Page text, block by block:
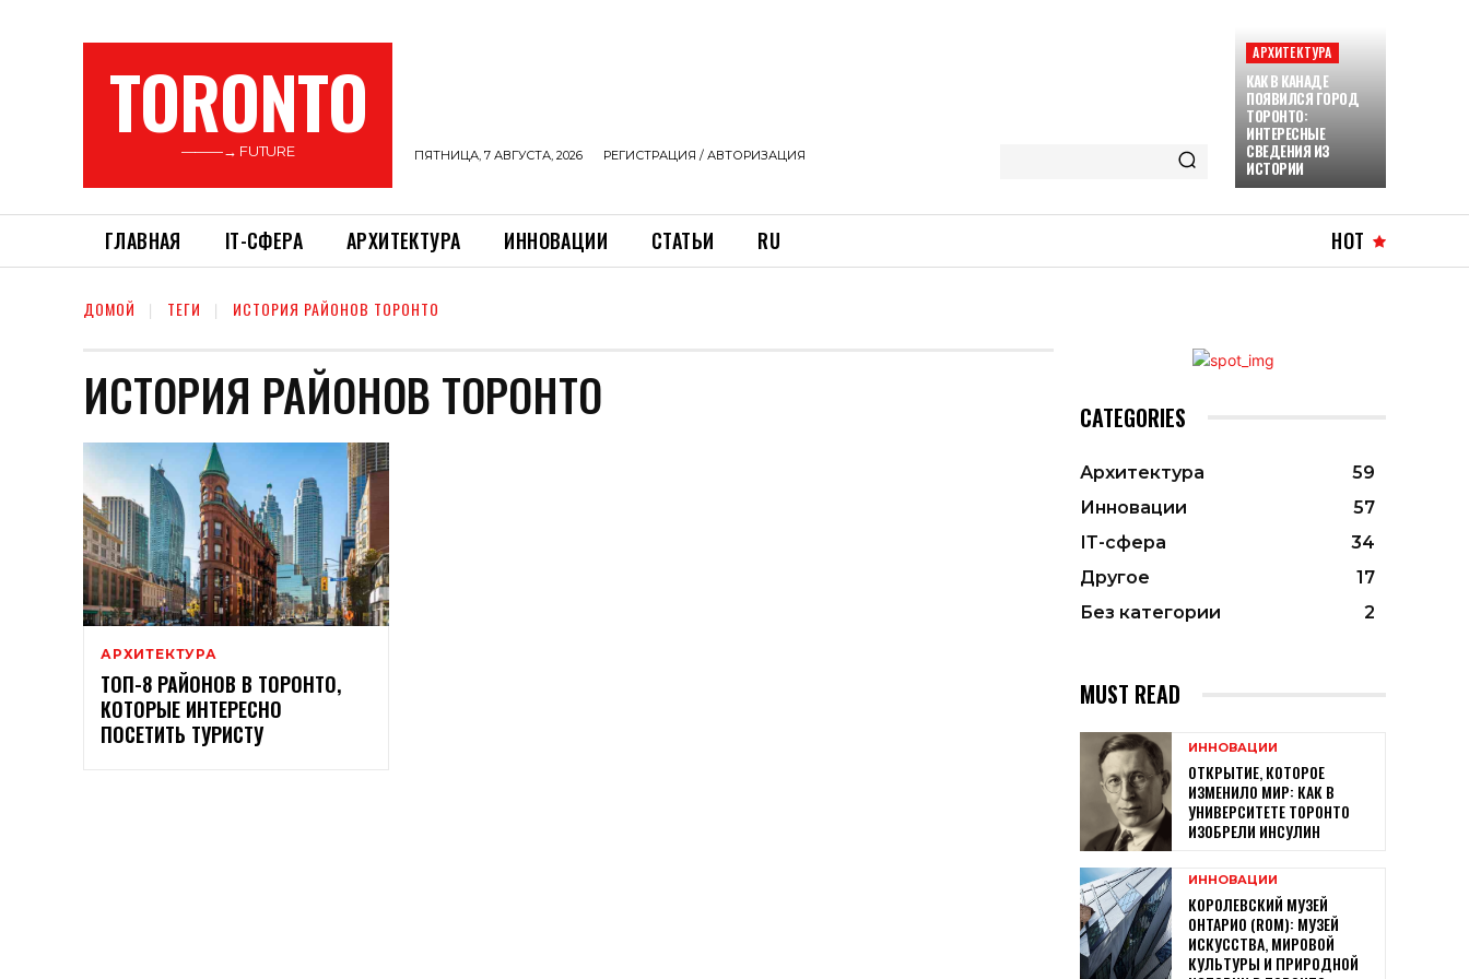
TORONTO
———→ FUTURE ПЯТНИЦА, 7 АВГУСТА, 2026 РЕГИСТРАЦИЯ / АВТОРИЗАЦИЯ
АРХИТЕКТУРА
КАК В КАНАДЕ
ПОЯВИЛСЯ ГОРОД
ТОРОНТО:
ИНТЕРЕСНЫЕ
СВЕДЕНИЯ ИЗ
ИСТОРИИ
ГЛАВНАЯ ІТ-СФЕРА АРХИТЕКТУРА ИННОВАЦИИ СТАТЬИ RU HOT
ДОМОЙ ТЕГИ ИСТОРИЯ РАЙОНОВ ТОРОНТО
ИСТОРИЯ РАЙОНОВ ТОРОНТО
АРХИТЕКТУРА
ТОП-8 РАЙОНОВ В ТОРОНТО,
КОТОРЫЕ ИНТЕРЕСНО
ПОСЕТИТЬ ТУРИСТУ
CATEGORIES
Архитектура
59
Инновации
57
ІТ-сфера
34
Другое
17
Без категории
2
MUST READ
ИННОВАЦИИ
ОТКРЫТИЕ, КОТОРОЕ
ИЗМЕНИЛО МИР: КАК В
УНИВЕРСИТЕТЕ ТОРОНТО
ИЗОБРЕЛИ ИНСУЛИН
ИННОВАЦИИ
КОРОЛЕВСКИЙ МУЗЕЙ
ОНТАРИО (ROM): МУЗЕЙ
ИСКУССТВА, МИРОВОЙ
КУЛЬТУРЫ И ПРИРОДНОЙ